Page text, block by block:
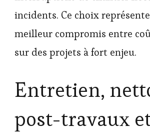
incidents. Ce choix
meilleur compromis entre
sur des projets à fort enjeu.
Entretien,
post-travaux